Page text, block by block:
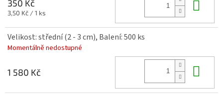
350 Kč
Měrná
3,50 Kč / 1 ks
Velikost: střední (2 - 3 cm), Balení: 500 ks
Momentálně nedostupné
1 580 Kč